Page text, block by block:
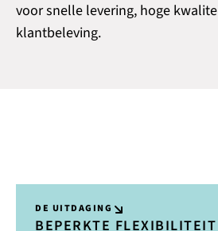
voor snelle levering, hoge
klantbeleving.
DE UITDAGING
BEPERKTE